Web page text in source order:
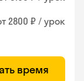
2800 ₽ / урок
время